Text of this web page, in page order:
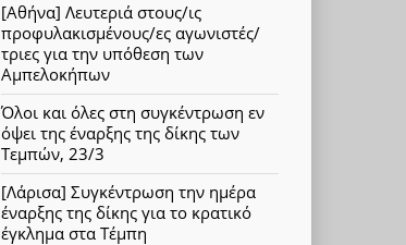
[Αθήνα] Λευτεριά στους/ις
προφυλακισμένους/ες αγωνιστές/
τριες για την υπόθεση των
Αμπελοκήπων
Όλοι και όλες στη συγκέντρωση εν
όψει της έναρξης της δίκης των
Τεμπών, 23/3
[Λάρισα] Συγκέντρωση την ημέρα
έναρξης της δίκης για το κρατικό
έγκλημα στα Τέμπη